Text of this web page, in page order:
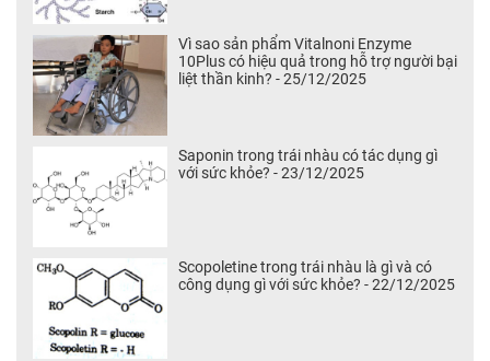
Vì sao sản phẩm Vitalnoni Enzyme
10Plus có hiệu quả trong hỗ trợ người bại
liệt thần kinh? - 25/12/2025
Saponin trong trái nhàu có tác dụng gì
với sức khỏe? - 23/12/2025
Scopoletine trong trái nhàu là gì và có
công dụng gì với sức khỏe? - 22/12/2025